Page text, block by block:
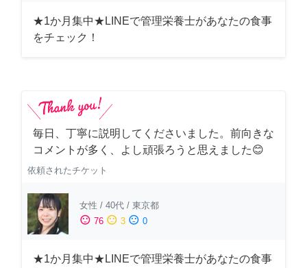
★1か月集中★LINEで管理栄養士があなたの食事
をチェック！
毎日、丁寧に説明してくださいました。前向きな
コメントが多く、よし頑張ろうと思えました😊
依頼されたチケット
女性 / 40代 / 東京都
sentiment_satisfied 76 sentiment_neutral 3 sentiment_dissatisfied 0
★1か月集中★LINEで管理栄養士があなたの食事